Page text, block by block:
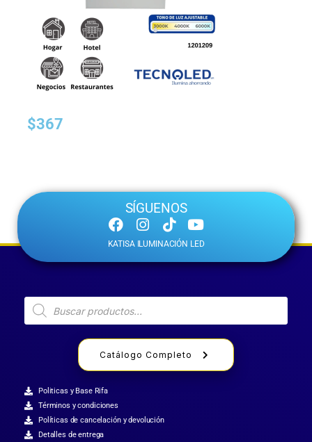
$367
Mostrando el único resultado
SÍGUENOS
KATISA ILUMINACIÓN LED
Catálogo Completo
Politicas y Base Rifa
Términos y condiciones
Políticas de cancelación y devolución
Detalles de entrega